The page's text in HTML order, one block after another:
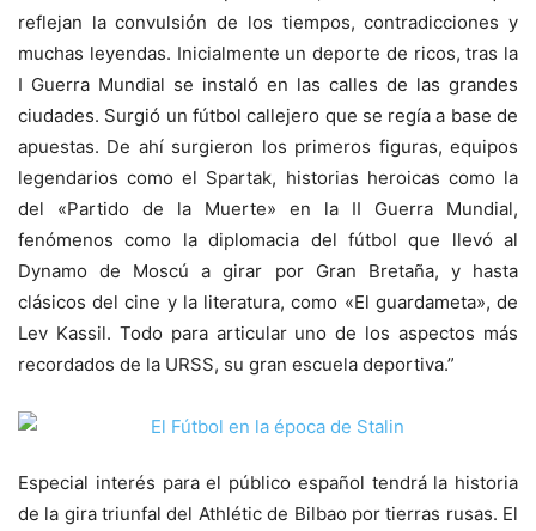
reflejan la convulsión de los tiempos, contradicciones y
muchas leyendas. Inicialmente un deporte de ricos, tras la
I Guerra Mundial se instaló en las calles de las grandes
ciudades. Surgió un fútbol callejero que se regía a base de
apuestas. De ahí surgieron los primeros figuras, equipos
legendarios como el Spartak, historias heroicas como la
del «Partido de la Muerte» en la II Guerra Mundial,
fenómenos como la diplomacia del fútbol que llevó al
Dynamo de Moscú a girar por Gran Bretaña, y hasta
clásicos del cine y la literatura, como «El guardameta», de
Lev Kassil. Todo para articular uno de los aspectos más
recordados de la URSS, su gran escuela deportiva.”
Especial interés para el público español tendrá la historia
de la gira triunfal del Athlétic de Bilbao por tierras rusas. El